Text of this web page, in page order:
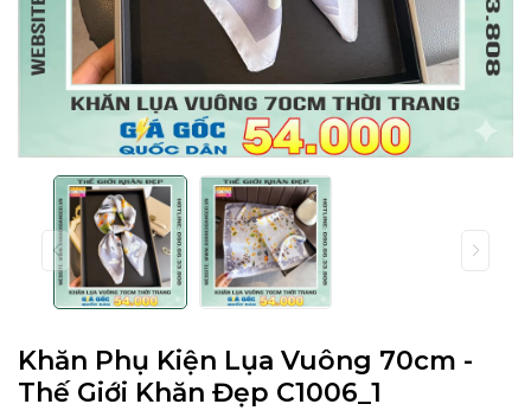
Khăn Phụ Kiện Lụa Vuông 70cm -
Thế Giới Khăn Đẹp C1006_1